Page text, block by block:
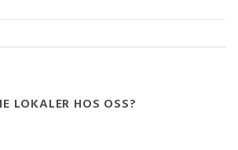
LOKALER HOS OSS?